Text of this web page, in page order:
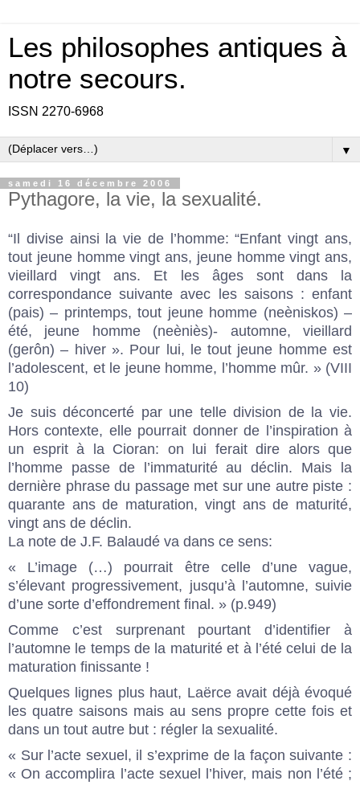
Les philosophes antiques à
notre secours.
ISSN 2270-6968
▼
samedi 16 décembre 2006
Pythagore, la vie, la sexualité.
“Il divise ainsi la vie de l’homme: “Enfant vingt ans,
tout jeune homme vingt ans, jeune homme vingt ans,
vieillard vingt ans. Et les âges sont dans la
correspondance suivante avec les saisons : enfant
(pais) – printemps, tout jeune homme (neèniskos) –
été, jeune homme (neèniès)- automne, vieillard
(gerôn) – hiver ». Pour lui, le tout jeune homme est
l’adolescent, et le jeune homme, l’homme mûr. » (VIII
10)
Je suis déconcerté par une telle division de la vie.
Hors contexte, elle pourrait donner de l’inspiration à
un esprit à la Cioran: on lui ferait dire alors que
l’homme passe de l’immaturité au déclin. Mais la
dernière phrase du passage met sur une autre piste :
quarante ans de maturation, vingt ans de maturité,
vingt ans de déclin.
La note de J.F. Balaudé va dans ce sens:
« L’image (…) pourrait être celle d’une vague,
s’élevant progressivement, jusqu’à l’automne, suivie
d’une sorte d’effondrement final. » (p.949)
Comme c’est surprenant pourtant d’identifier à
l’automne le temps de la maturité et à l’été celui de la
maturation finissante !
Quelques lignes plus haut, Laërce avait déjà évoqué
les quatre saisons mais au sens propre cette fois et
dans un tout autre but : régler la sexualité.
« Sur l’acte sexuel, il s’exprime de la façon suivante :
« On accomplira l’acte sexuel l’hiver, mais non l’été ;